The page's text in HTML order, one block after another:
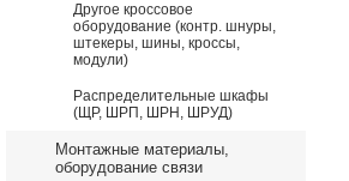
Другое кроссовое
оборудование (контр. шнуры,
штекеры, шины, кроссы,
модули)
Распределительные шкафы
(ЩР, ШРП, ШРН, ШРУД)
Монтажные материалы,
оборудование связи